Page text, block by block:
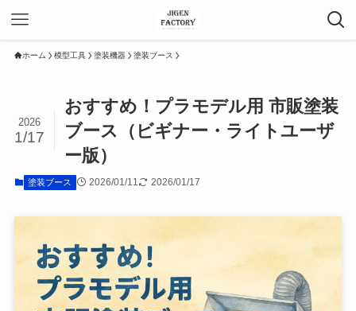
ホーム 模型工具 塗装機器 塗装ブース
おすすめ！プラモデル用 市販塗装
ブース（ビギナー・ライトユーザ
ー版）
2026
1/17
塗装ブース 2026/01/11 2026/01/17